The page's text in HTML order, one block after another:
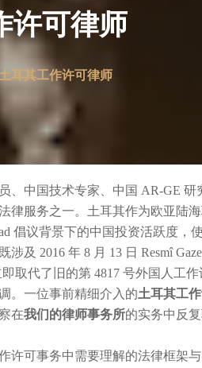
许可律师
土耳其工作许可律师
、中国技术专家、中国 AR-GE
律服务之一。土耳其作为欧亚陆
倡议背景下的中国投资活跃度，
及 2016 年 8 月 13 日 Resmî
取代了旧的第 4817 号外国人工
。一位事前精细介入的土耳其工
在我们的律师事务所的实务中反复
许可事务中需要理解的法律框架